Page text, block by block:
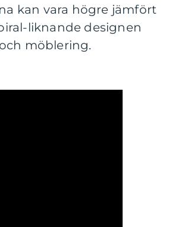
kan vara högre jämfört
liknande designen
möblering.